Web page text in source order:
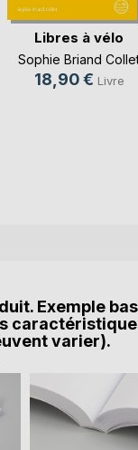
Libres à vélo
Sophie Briand
18,90 € Livre
Exemple
varier).